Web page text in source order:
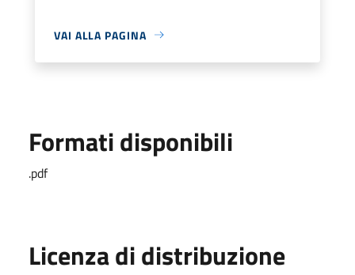
VAI ALLA PAGINA
Formati disponibili
.pdf
Licenza di distribuzione